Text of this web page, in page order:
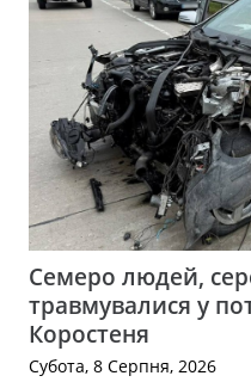
Семеро людей,
травмувалися у
Коростеня
Субота, 8 Серпня, 2026